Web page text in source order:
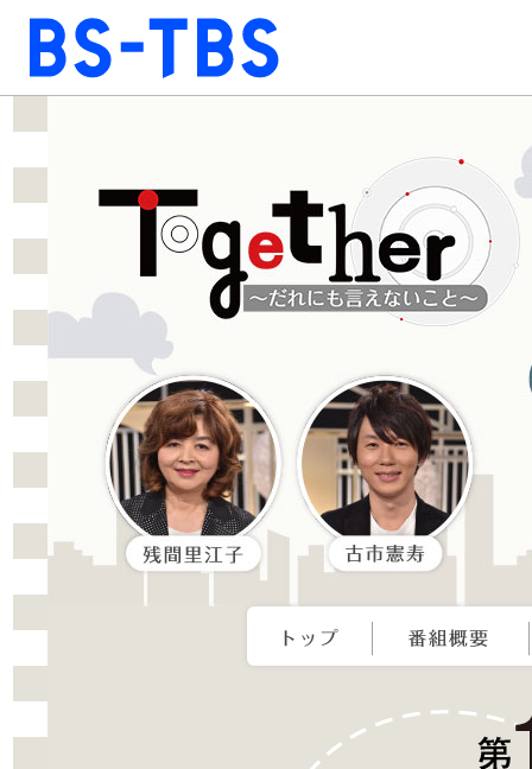
BS-TBS
BS-TBS
ドラマ
教養
音楽 エンタメ
ファンクラブ
視聴方法 4K放送
ショッピング 公式SNS
ご意見・ご感想 会社情報